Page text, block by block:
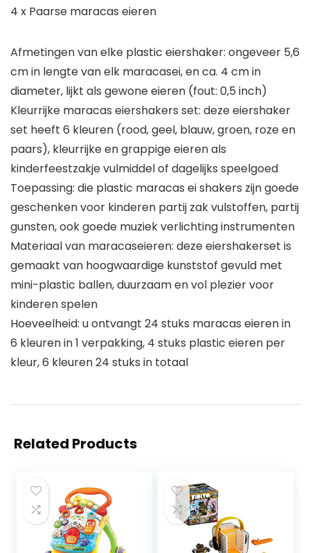
4 x Paarse maracas eieren
Afmetingen van elke plastic eiershaker: ongeveer 5,6
cm in lengte van elk maracasei, en ca. 4 cm in
diameter, lijkt als gewone eieren (fout: 0,5 inch)
Kleurrijke maracas eiershakers set: deze eiershaker
set heeft 6 kleuren (rood, geel, blauw, groen, roze en
paars), kleurrijke en grappige eieren als
kinderfeestzakje vulmiddel of dagelijks speelgoed
Toepassing: die plastic maracas ei shakers zijn goede
geschenken voor kinderen partij zak vulstoffen, partij
gunsten, ook goede muziek verlichting instrumenten
Materiaal van maracaseieren: deze eiershakerset is
gemaakt van hoogwaardige kunststof gevuld met
mini-plastic ballen, duurzaam en vol plezier voor
kinderen spelen
Hoeveelheid: u ontvangt 24 stuks maracas eieren in
6 kleuren in 1 verpakking, 4 stuks plastic eieren per
kleur, 6 kleuren 24 stuks in totaal
Related Products